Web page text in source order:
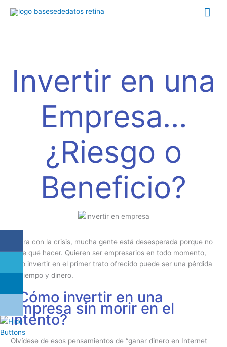
contenido
Invertir en una
Empresa…
¿Riesgo o
Beneficio?
Ahora con la crisis, mucha gente está desesperada porque no
sabe qué hacer. Quieren ser empresarios en todo momento,
pero invertir en el primer trato ofrecido puede ser una pérdida
de tiempo y dinero.
¿Cómo invertir en una
empresa sin morir en el
intento?
Olvídese de esos pensamientos de “ganar dinero en Internet
Navegación